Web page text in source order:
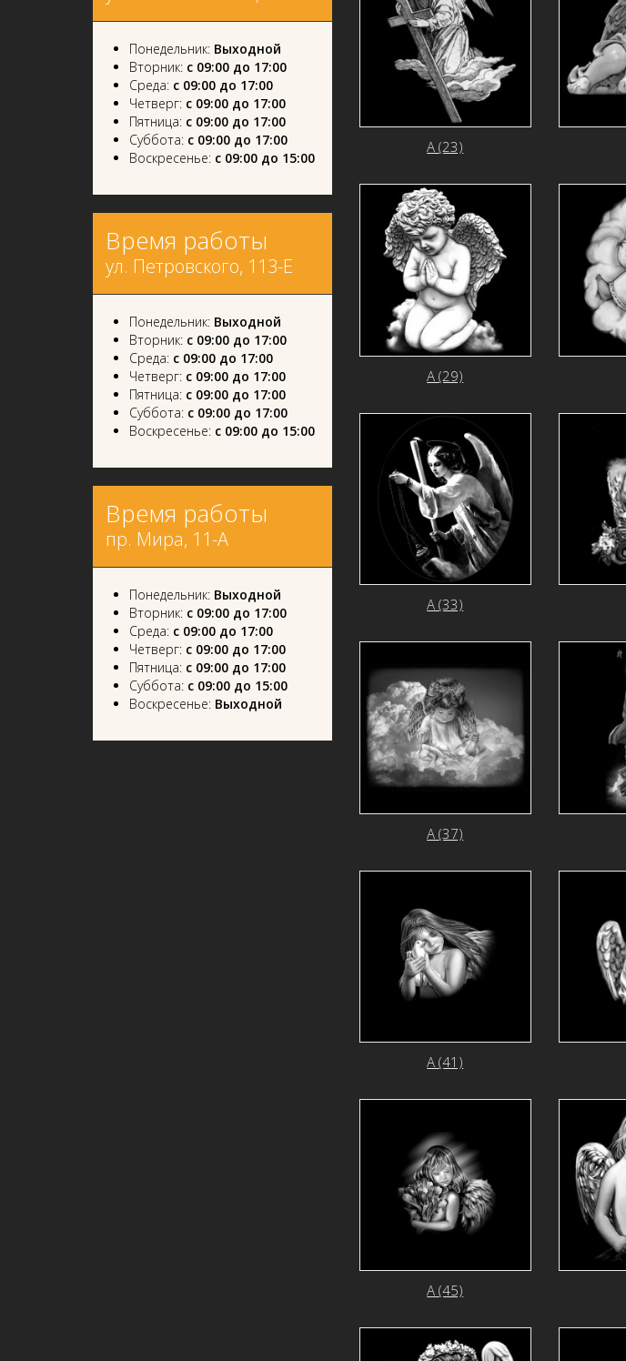
А (23)
А (29)
А (33)
А (37)
А (41)
А (45)
Понедельник: Выходной
Вторник: с 09:00 до 17:00
Среда: с 09:00 до 17:00
Четверг: с 09:00 до 17:00
Пятница: с 09:00 до 17:00
Суббота: с 09:00 до 17:00
Воскресенье: с 09:00 до 15:00
Время работы
ул. Петровского, 113-Е
Понедельник: Выходной
Вторник: с 09:00 до 17:00
Среда: с 09:00 до 17:00
Четверг: с 09:00 до 17:00
Пятница: с 09:00 до 17:00
Суббота: с 09:00 до 17:00
Воскресенье: с 09:00 до 15:00
Время работы
пр. Мира, 11-А
Понедельник: Выходной
Вторник: с 09:00 до 17:00
Среда: с 09:00 до 17:00
Четверг: с 09:00 до 17:00
Пятница: с 09:00 до 17:00
Суббота: с 09:00 до 15:00
Воскресенье: Выходной